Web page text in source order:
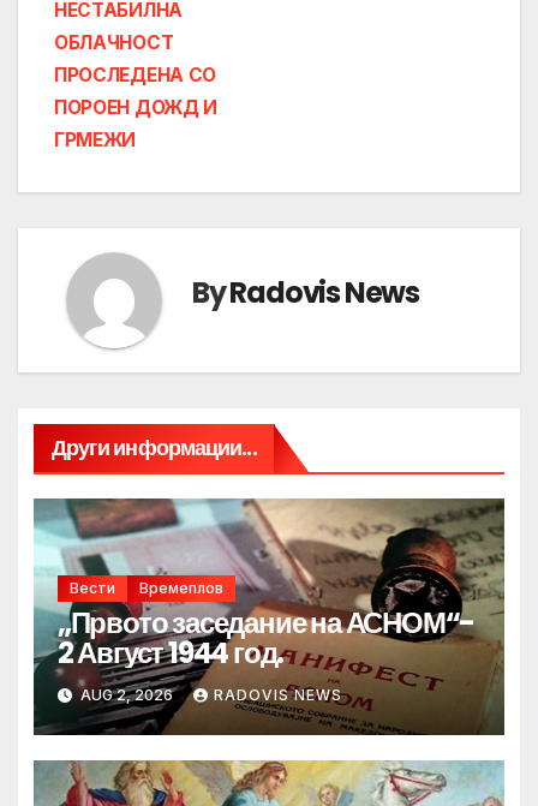
НЕСТАБИЛНА
ОБЛАЧНОСТ
ПРОСЛЕДЕНА СО
ПОРОЕН ДОЖД И
ГРМЕЖИ
ByRadovis News
Други информации...
Вести Времеплов
„Првото заседание на АСНОМ“-
2 Август 1944 год.
AUG 2, 2026 RADOVIS NEWS